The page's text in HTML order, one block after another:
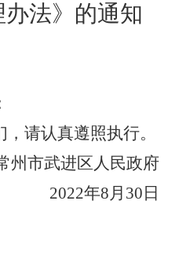
法》的通知
请认真遵照执行。
州市武进区人民政府
2022年8月30日